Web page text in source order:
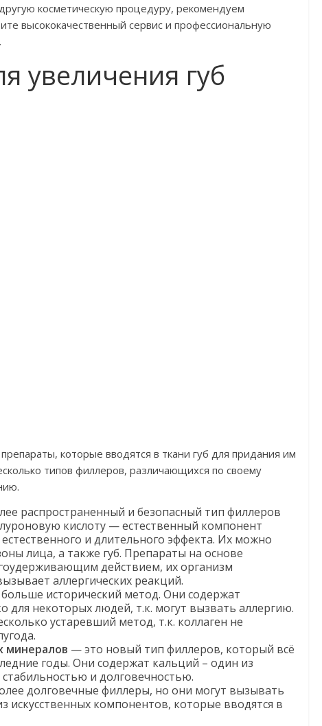
косметическую процедуру, рекомендуем
высококачественный сервис и профессиональную
увеличения губ
которые вводятся в ткани губ для придания им
типов филлеров, различающихся по своему
распространенный и безопасный тип филлеров
кислоту — естественный компонент
и длительного эффекта. Их можно
лица, а также губ. Препараты на основе
действием, их организм
аллергических реакций.
исторический метод. Они содержат
для некоторых людей, т.к. могут вызвать аллергию.
устаревший метод, т.к. коллаген не
минералов — это новый тип филлеров, который всё
годы. Они содержат кальций – один из
и долговечностью.
долговечные филлеры, но они могут вызывать
искусственных компонентов, которые вводятся в